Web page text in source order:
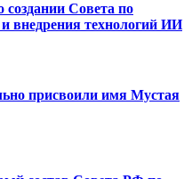
создании Совета по
внедрения технологий ИИ
присвоили имя Мустая